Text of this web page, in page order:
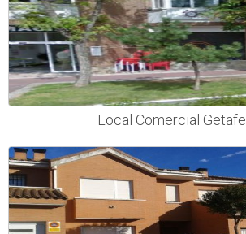
Local Comercial Getafe